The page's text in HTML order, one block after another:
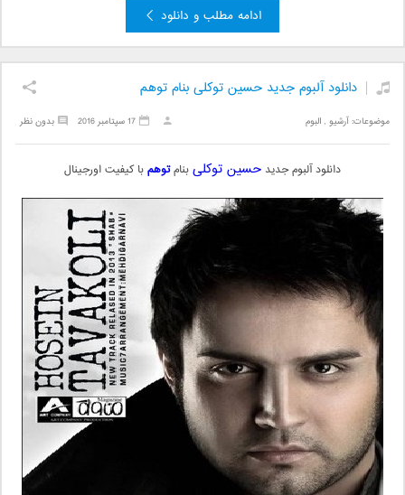
ادامه مطلب و دانلود
دانلود آلبوم جدید حسین توکلی بنام توهم
موضوعات:آرشیو ,البوم بدون نظر 17 سپتامبر 2016
دانلود آلبوم جدید حسین توکلیبنامتوهمبا کیفیت اورجینال